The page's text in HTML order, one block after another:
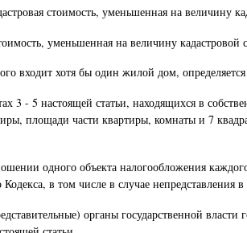
стоимость, уменьшенная на
уменьшенная на величину
входит хотя бы один жилой дом,
3 - 5 настоящей статьи, находящихся в
площади части квартиры, комнаты и 7
одного объекта налогообложения
в том числе в случае непредставления
органы государственной